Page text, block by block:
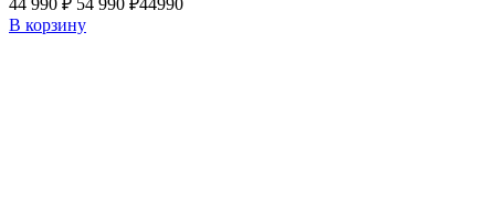
44 990 ₽ 54 990 ₽44990
В корзину